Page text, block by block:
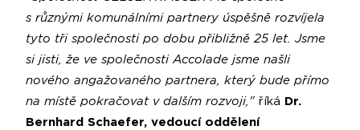
s různými komunálními partnery úspěšně rozvíjela
tyto tři společnosti po dobu přibližně 25 let. Jsme
si jisti, že ve společnosti Accolade jsme našli
nového angažovaného partnera, který bude přímo
na místě pokračovat v dalším rozvoji," říká Dr.
Bernhard Schaefer, vedoucí oddělení